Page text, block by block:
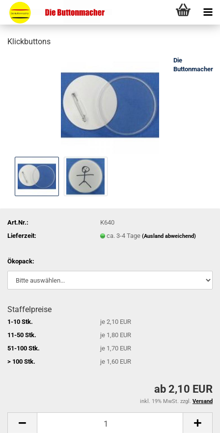
Klickbuttons
Die
Buttonmacher
Art.Nr.:
K640
Lieferzeit:
ca. 3-4 Tage(Ausland abweichend)
Ökopack:
Staffelpreise
1-10 Stk.
je 2,10 EUR
11-50 Stk.
je 1,80 EUR
51-100 Stk.
je 1,70 EUR
> 100 Stk.
je 1,60 EUR
ab 2,10 EUR
inkl. 19% MwSt. zzgl. Versand